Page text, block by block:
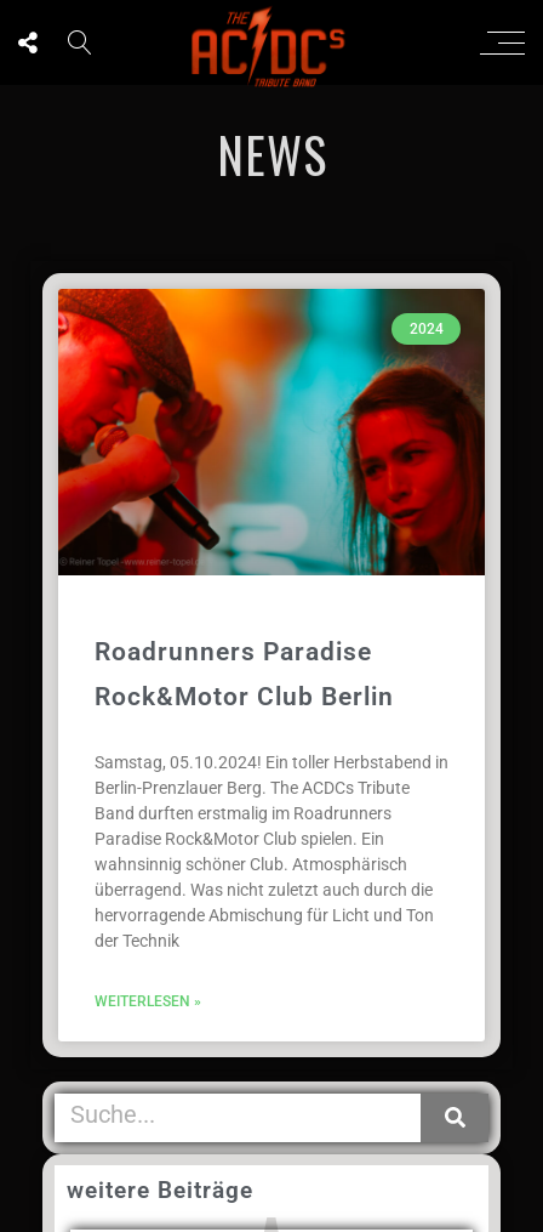
NEWS
2024
Roadrunners Paradise
Rock&Motor Club Berlin
Samstag, 05.10.2024! Ein toller Herbstabend in
Berlin-Prenzlauer Berg. The ACDCs Tribute
Band durften erstmalig im Roadrunners
Paradise Rock&Motor Club spielen. Ein
wahnsinnig schöner Club. Atmosphärisch
überragend. Was nicht zuletzt auch durch die
hervorragende Abmischung für Licht und Ton
der Technik
WEITERLESEN »
weitere Beiträge